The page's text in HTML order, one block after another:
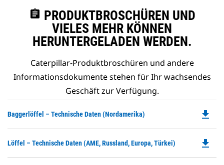
assignment PRODUKTBROSCHÜREN UND
VIELES MEHR KÖNNEN
HERUNTERGELADEN WERDEN.
Caterpillar-Produktbroschüren und andere
Informationsdokumente stehen für Ihr wachsendes
Geschäft zur Verfügung.
Baggerlöffel – Technische Daten (Nordamerika)
a
file_download
Löffel – Technische Daten (AME, Russland, Europa, Türkei) file_download